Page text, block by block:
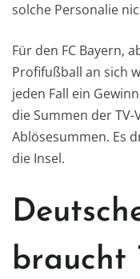
solche Personalie
Für den FC Bayern,
Profifußball an sich
jeden Fall ein
die Summen der
Ablösesummen. Es
die Insel.
braucht